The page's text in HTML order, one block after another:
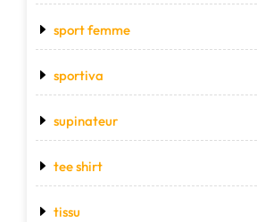
sport femme
sportiva
supinateur
tee shirt
tissu